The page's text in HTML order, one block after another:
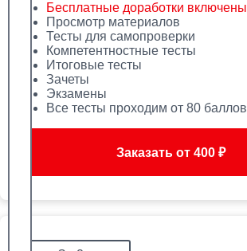
Бесплатные доработки включены
Просмотр материалов
Тесты для самопроверки
Компетентностные тесты
Итоговые тесты
Зачеты
Экзамены
Все тесты проходим от 80 баллов
Заказать от 400 ₽